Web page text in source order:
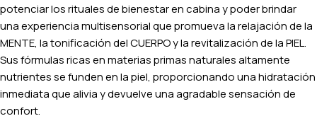
potenciar los rituales de bienestar en cabina y poder brindar
una experiencia multisensorial que promueva la relajación de la
MENTE, la tonificación del CUERPO y la revitalización de la PIEL.
Sus fórmulas ricas en materias primas naturales altamente
nutrientes se funden en la piel, proporcionando una hidratación
inmediata que alivia y devuelve una agradable sensación de
confort.